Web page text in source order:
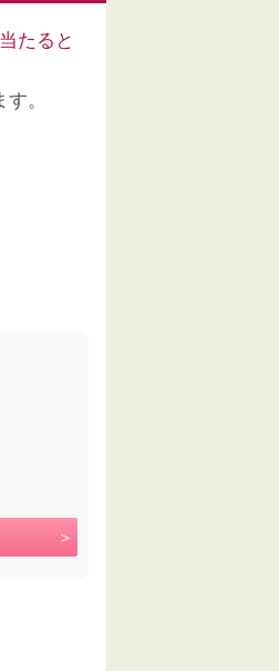
たると
。